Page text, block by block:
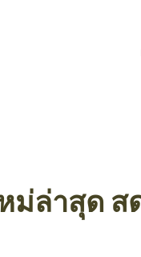
ม่ล่าสุด ส